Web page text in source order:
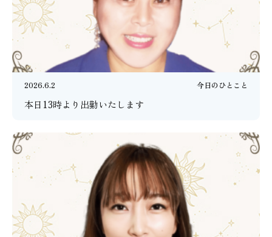
2026.6.2 今日のひとこと
本日13時より出勤いたします